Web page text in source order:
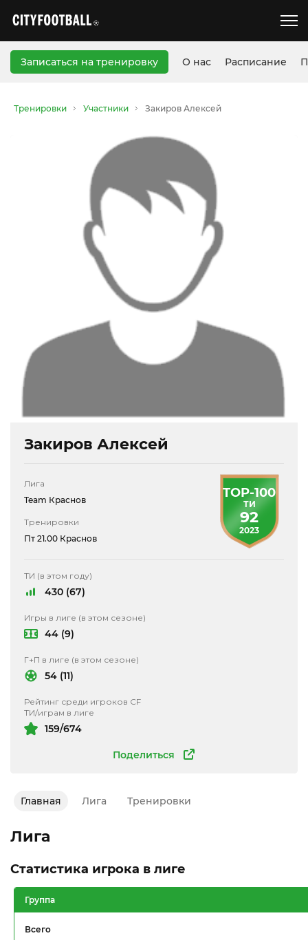
Записаться на тренировку О нас Расписание
Тренировки Участники Закиров Алексей
Закиров Алексей
Поделиться
Лига
Team Краснов
Тренировки
Пт 21.00 Краснов
TOP-100
ТИ
92
2023
ТИ (в этом году)
430 (67)
Игры в лиге (в этом сезоне)
44 (9)
Г+П в лиге (в этом сезоне)
54 (11)
Рейтинг среди игроков CF
ТИ/играм в лиге
159/674
Главная Лига Тренировки
Лига
Статистика игрока в лиге
Группа
Всего